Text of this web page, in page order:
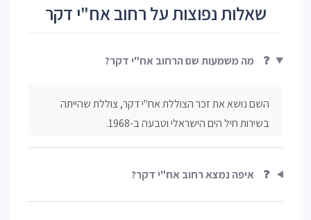
שאלות נפוצות על רחוב אח"י דקר
❓ מה משמעות שם הרחוב אח"י דקר?
השם נושא את זכר הצוללת אח"י דקר, צוללת שהייתה
בשירות חיל הים הישראלי וטבעה ב-1968.
❓ איפה נמצא רחוב אח"י דקר?